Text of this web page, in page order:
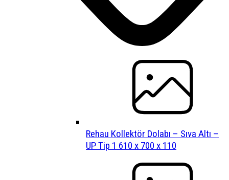
Rehau Kollektör Dolabı – Sıva Altı –
UP Tip 1 610 x 700 x 110